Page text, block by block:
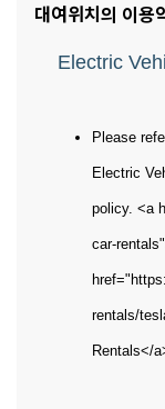
대여위치의 이용
Electric
Please
Electric
policy. <a
car-
rentals/
Rentals</